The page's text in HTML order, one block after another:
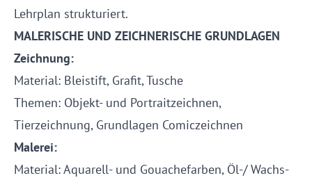
Lehrplan strukturiert.
MALERISCHE UND ZEICHNERISCHE GRUNDLAGEN
Zeichnung:
Material: Bleistift, Grafit, Tusche
Themen: Objekt- und Portraitzeichnen,
Tierzeichnung, Grundlagen Comiczeichnen
Malerei:
Material: Aquarell- und Gouachefarben, Öl-/ Wachs-